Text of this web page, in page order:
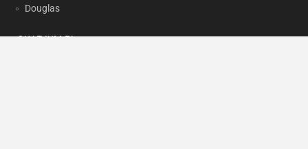
Douglas
OKAZJUM.PL